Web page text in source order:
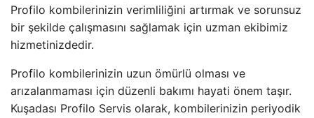
Profilo kombilerinizin verimliliğini artırmak ve sorunsuz
bir şekilde çalışmasını sağlamak için uzman ekibimiz
hizmetinizdedir.
Profilo kombilerinizin uzun ömürlü olması ve
arızalanmaması için düzenli bakımı hayati önem taşır.
Kuşadası Profilo Servis olarak, kombilerinizin periyodik